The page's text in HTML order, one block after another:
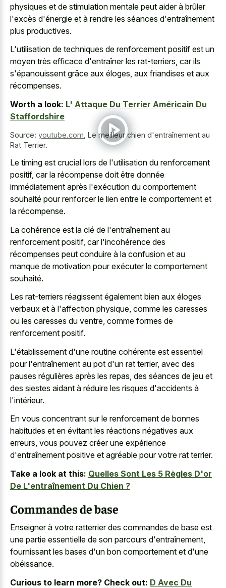
physiques et de stimulation mentale peut aider à brûler
l'excès d'énergie et à rendre les séances d'entraînement
plus productives.
L'utilisation de techniques de renforcement positif est un
moyen très efficace d'entraîner les rat-terriers, car ils
s'épanouissent grâce aux éloges, aux friandises et aux
récompenses.
Worth a look: L' Attaque Du Terrier Américain Du
Staffordshire
Source: youtube.com Le meilleur chien d'entraînement au
Rat Terrier.
Le timing est crucial lors de l'utilisation du renforcement
positif, car la récompense doit être donnée
immédiatement après l'exécution du comportement
souhaité pour renforcer le lien entre le comportement et
la récompense.
La cohérence est la clé de l'entraînement au
renforcement positif, car l'incohérence des
récompenses peut conduire à la confusion et au
manque de motivation pour exécuter le comportement
souhaité.
Les rat-terriers réagissent également bien aux éloges
verbaux et à l'affection physique, comme les caresses
ou les caresses du ventre, comme formes de
renforcement positif.
L'établissement d'une routine cohérente est essentiel
pour l'entraînement au pot d'un rat terrier, avec des
pauses régulières après les repas, des séances de jeu et
des siestes aidant à réduire les risques d'accidents à
l'intérieur.
En vous concentrant sur le renforcement de bonnes
habitudes et en évitant les réactions négatives aux
erreurs, vous pouvez créer une expérience
d'entraînement positive et agréable pour votre rat terrier.
Take a look at this: Quelles Sont Les 5 Règles D'or
De L'entraînement Du Chien ?
Commandes de base
Enseigner à votre ratterrier des commandes de base est
une partie essentielle de son parcours d'entraînement,
fournissant les bases d'un bon comportement et d'une
obéissance.
Curious to learn more? Check out: D Avec Du